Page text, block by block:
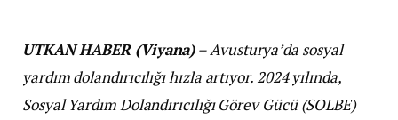
UTKAN HABER (Viyana)– Avusturya’da sosyal
yardım dolandırıcılığı hızla artıyor. 2024 yılında,
Sosyal Yardım Dolandırıcılığı Görev Gücü (SOLBE)